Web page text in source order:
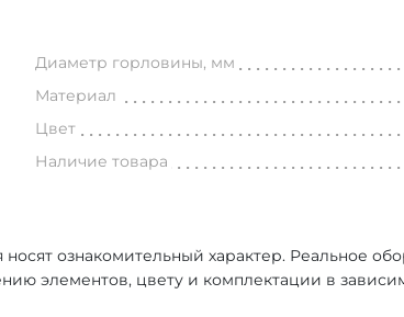
Диаметр горловины, мм
Материал
Цвет
Наличие товара
ознакомительный характер. Реальное
элементов, цвету и комплектации в